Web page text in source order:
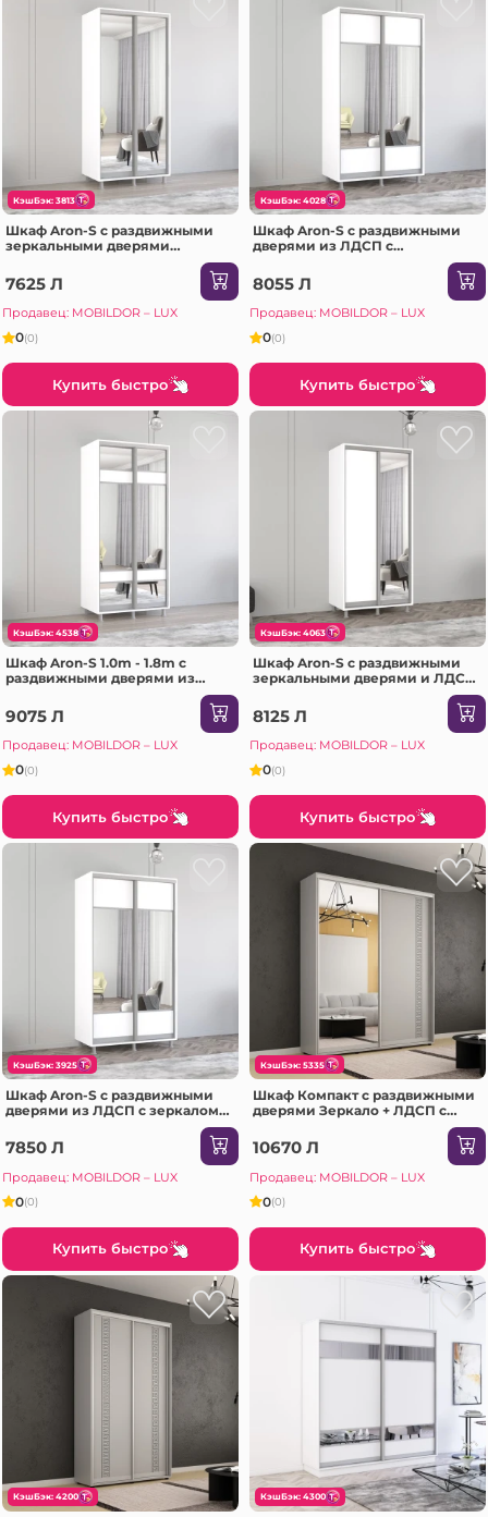
КэшБэк: 3813
Шкаф Aron-S с раздвижными
зеркальными дверями
7625 Л
Продавец: MOBILDOR – LUX
0(0)
Купить быстро
КэшБэк: 4028
Шкаф Aron-S с раздвижными
дверями из ЛДСП с
(110x60x240H см) Sonoma
8055 Л
Продавец: MOBILDOR – LUX
0(0)
Купить быстро
КэшБэк: 4538
Шкаф Aron-S 1.0m - 1.8m с
раздвижными дверями из
(160x60x220H см) Сонома
9075 Л
Продавец: MOBILDOR – LUX
0(0)
Купить быстро
КэшБэк: 4063
Шкаф Aron-S с раздвижными
зеркальными дверями и ЛДСП
8125 Л
Продавец: MOBILDOR – LUX
0(0)
Купить быстро
КэшБэк: 3925
Шкаф Aron-S с раздвижными
дверями из ЛДСП с зеркалом
(100x60x240H см) Сонома
7850 Л
Продавец: MOBILDOR – LUX
0(0)
Купить быстро
КэшБэк: 5335
Шкаф Компакт с раздвижными
дверями Зеркало + ЛДСП с
(190x45x230H см) Серый
10670 Л
Продавец: MOBILDOR – LUX
0(0)
Купить быстро
КэшБэк: 4200 КэшБэк: 4300